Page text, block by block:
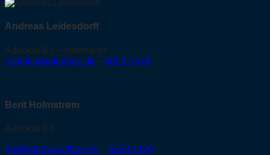
Andreas Leidesdorff
Advokat (L) – Indehaver
al@ditadvokathus.dk – 4023 9078
Berit Holmstrøm
Advokat (L)
bh@ditadvokathus.dk – 5350 4100